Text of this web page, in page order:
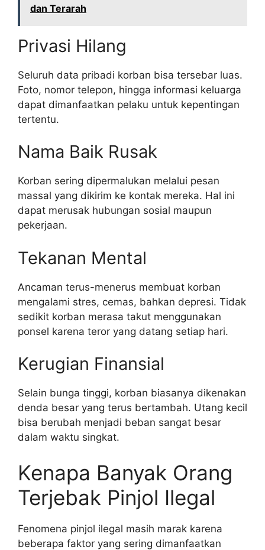
dan Terarah
Privasi Hilang
Seluruh data pribadi korban bisa tersebar luas.
Foto, nomor telepon, hingga informasi keluarga
dapat dimanfaatkan pelaku untuk kepentingan
tertentu.
Nama Baik Rusak
Korban sering dipermalukan melalui pesan
massal yang dikirim ke kontak mereka. Hal ini
dapat merusak hubungan sosial maupun
pekerjaan.
Tekanan Mental
Ancaman terus-menerus membuat korban
mengalami stres, cemas, bahkan depresi. Tidak
sedikit korban merasa takut menggunakan
ponsel karena teror yang datang setiap hari.
Kerugian Finansial
Selain bunga tinggi, korban biasanya dikenakan
denda besar yang terus bertambah. Utang kecil
bisa berubah menjadi beban sangat besar
dalam waktu singkat.
Kenapa Banyak Orang
Terjebak Pinjol Ilegal
Fenomena pinjol ilegal masih marak karena
beberapa faktor yang sering dimanfaatkan